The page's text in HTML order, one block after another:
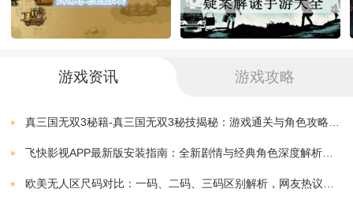
3)游戏音效非常精致，各种声音描绘得十分真实，能够
4)多种解谜方式，玩家可以自由选择一种适合自己的方
式找到答案，这也增加了游戏的可玩性。
《孙美琪疑案灯塔》游戏测评：
孙美琪疑案地狱
v1.0 455.13 MB
下载
266.77 MB
孙美琪回廊余仁仁
下载
孙美琪疑案邓秋平
下载
游戏资讯 游戏攻略